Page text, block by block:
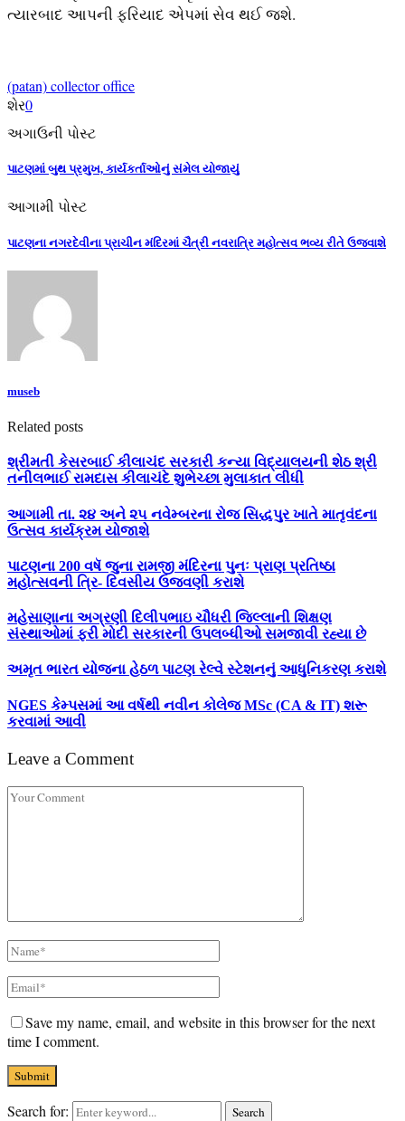
ત્યારબાદ આપની ફરિયાદ એપમાં સેવ થઈ જશે.
(patan) collector office
શેર0
અગાઉની પોસ્ટ
પાટણમાં બુથ પ્રમુખ, કાર્યકર્તાઓનું સંમેલ યોજાયું
આગામી પોસ્ટ
પાટણના નગરદેવીના પ્રાચીન મંદિરમાં ચૈત્રી નવરાત્રિ મહોત્સવ ભવ્ય રીતે ઉજવાશે
museb
Related posts
શ્રીમતી કેસરબાઈ કીલાચંદ સરકારી કન્યા વિદ્યાલયની શેઠ શ્રી
તનીલભાઈ રામદાસ કીલાચંદે શુભેચ્છા મુલાકાત લીધી
આગામી તા. ૨૪ અને ૨૫ નવેમ્બરના રોજ સિદ્ધપુર ખાતે માતૃવંદના
ઉત્સવ કાર્યક્રમ યોજાશે
પાટણના 200 વષૅ જુના રામજી મંદિરના પુનઃ પ્રાણ પ્રતિષ્ઠા
મહોત્સવની ત્રિ- દિવસીય ઉજવણી કરાશે
મહેસાણાના અગ્રણી દિલીપભાઇ ચૌધરી જિલ્લાની શિક્ષણ
સંસ્થાઓમાં ફરી મોદી સરકારની ઉપલબ્ધીઓ સમજાવી રહ્યા છે
અમૃત ભારત યોજના હેઠળ પાટણ રેલ્વે સ્ટેશનનું આધુનિકરણ કરાશે
NGES કેમ્પસમાં આ વર્ષથી નવીન કોલેજ MSc (CA & IT) શરૂ
કરવામાં આવી
Leave a Comment
Save my name, email, and website in this browser for the next
time I comment.
Search for: Search